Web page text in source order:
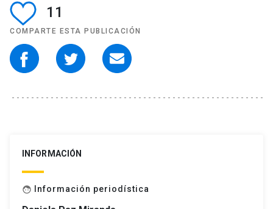
11
COMPARTE ESTA PUBLICACIÓN
INFORMACIÓN
face Información periodística